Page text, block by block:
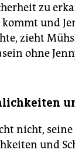
zu
und
zieht
ohne
nicht, seine
und